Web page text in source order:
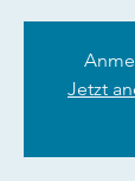
Jetzt